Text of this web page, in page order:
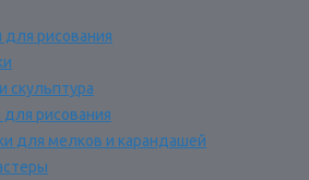
для рисования
скульптура
рисования
для мелков и карандашей